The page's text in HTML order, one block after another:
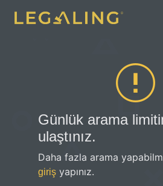
Günlük arama
ulaştınız.
Daha fazla arama
giriş yapınız.